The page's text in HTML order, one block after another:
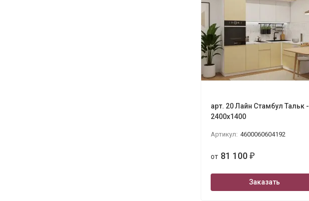
арт. 20 Лайн Стамбул Тальк -
2400х1400
Артикул: 4600060604192
от 81 100 ₽
Заказать